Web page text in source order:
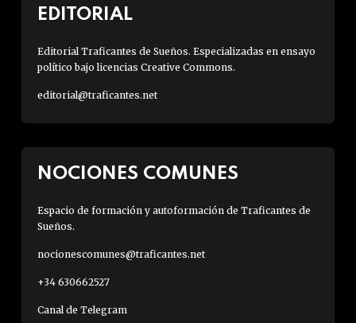
EDITORIAL
Editorial Traficantes de Sueños. Especializadas en ensayo
político bajo licencias Creative Commons.
editorial@traficantes.net
NOCIONES COMUNES
Espacio de formación y autoformación de Traficantes de
Sueños.
nocionescomunes@traficantes.net
+34 630662527
Canal de Telegram